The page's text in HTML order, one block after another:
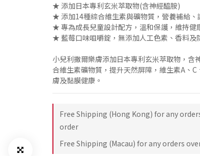
★ 添加日本專利玄米萃取物(含神經醯胺)
★ 添加14種綜合維生素與礦物質，營養補給、
★ 專為成長兒童設計配方，溫和保護，維持健
★ 藍莓口味咀嚼錠，無添加人工色素、香料及
小兒利撒爾樂膚添加日本專利玄米萃取物，含
合維生素礦物質，提升天然屏障，維生素A、C
膚及黏膜健康。
Free Shipping (Hong Kong) for any
order
Free Shipping (Macau) for any orders